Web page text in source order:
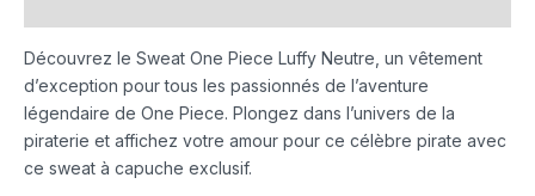
Découvrez le Sweat One Piece Luffy Neutre, un vêtement
d’exception pour tous les passionnés de l’aventure
légendaire de One Piece. Plongez dans l’univers de la
piraterie et affichez votre amour pour ce célèbre pirate avec
ce sweat à capuche exclusif.